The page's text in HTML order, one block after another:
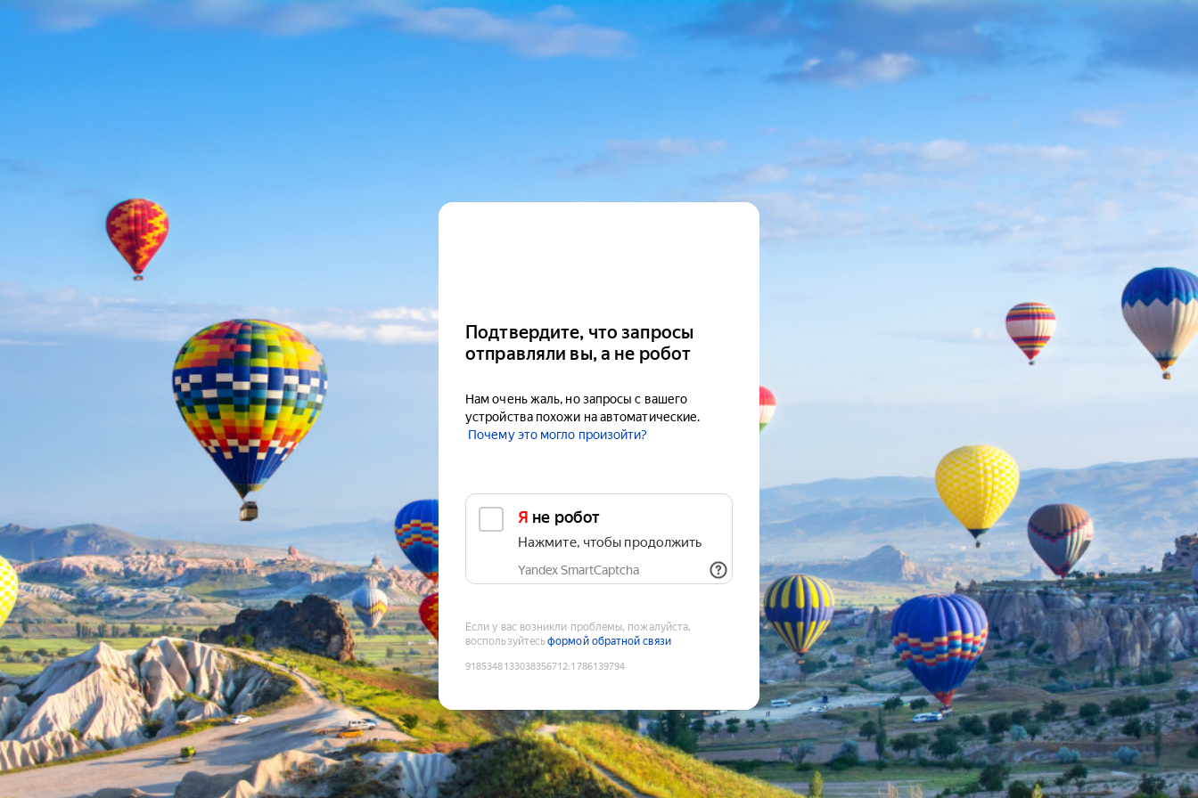
Подтвердите, что запросы
отправляли вы, а не робот
Нам очень жаль, но запросы с вашего
устройства похожи на автоматические.
Почему это могло произойти?
Я не робот
Нажмите, чтобы продолжить
Yandex SmartCaptcha
Если у вас возникли проблемы, пожалуйста,
воспользуйтесьформой обратной связи
9185348133038356712:1786139794